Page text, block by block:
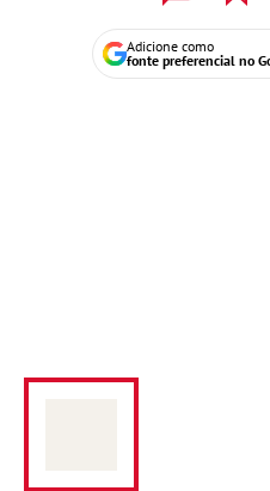
Adicione como
fonte preferencial no